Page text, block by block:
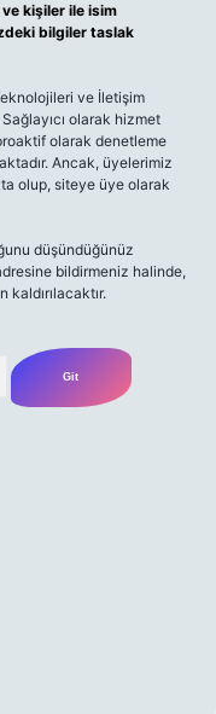
ve kişiler ile isim
bilgiler taslak
ve İletişim
olarak hizmet
olarak denetleme
Ancak, üyelerimiz
olup, siteye üye olarak
düşündüğünüz
bildirmeniz halinde,